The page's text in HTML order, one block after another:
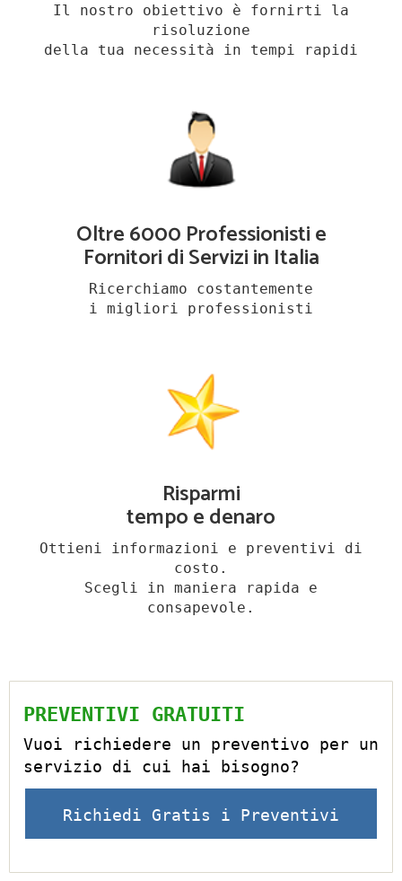
Il nostro obiettivo è fornirti la
risoluzione
della tua necessità in tempi rapidi
Oltre 6000 Professionisti e
Fornitori di Servizi in Italia
Ricerchiamo costantemente
i migliori professionisti
Risparmi
tempo e denaro
Ottieni informazioni e preventivi di
costo.
Scegli in maniera rapida e
consapevole.
PREVENTIVI GRATUITI
Vuoi richiedere un preventivo per un
servizio di cui hai bisogno?
Richiedi Gratis i Preventivi